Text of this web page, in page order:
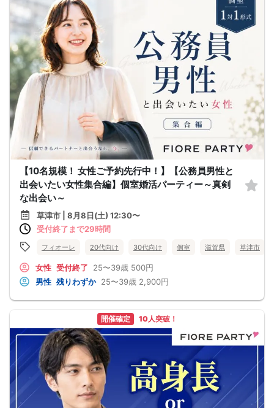
【10名規模！ 女性ご予約先行中！】【公務員男性と
出会いたい女性集合編】個室婚活パーティー～真剣
な出会い～
草津市 | 8月8日(土) 12:30〜
受付終了まで29時間
フィオーレ 20代向け 30代向け 個室 滋賀県 草津市
女性 受付終了 25〜39歳 500円
男性 残りわずか 25〜39歳 2,900円
開催確定 10人突破！